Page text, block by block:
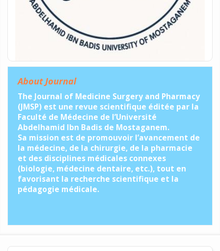
About Journal
The Journal of Medicine Surgery and Pharmacy
(JMSP) est une revue scientifique éditée par la
Faculté de Médecine de l’Université
Abdelhamid Ibn Badis de Mostaganem.
Sa mission est de promouvoir l’avancement de
la médecine, de la chirurgie, de la pharmacie
et des disciplines médicales connexes
(biologie, médecine dentaire, etc.), tout en
favorisant la recherche scientifique et la
pédagogie médicale.